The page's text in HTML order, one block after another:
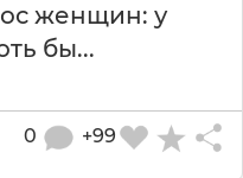
женщин: у
бы...
+99
0